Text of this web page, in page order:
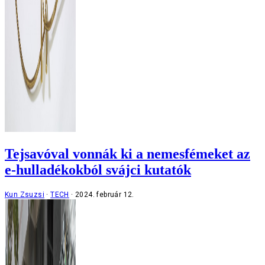
Tejsavóval vonnák ki a nemesfémeket az
e-hulladékokból svájci kutatók
Kun Zsuzsi TECH 2024. február 12.